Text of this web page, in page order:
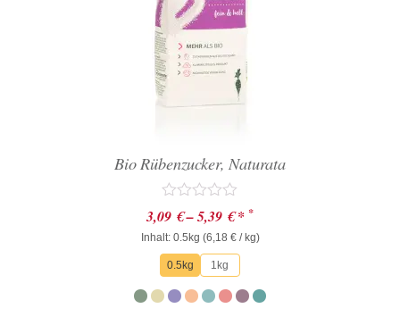
Bio Rübenzucker, Naturata
Bewertet
mit
0
von
5
3,09 €–5,39 €* *
Inhalt: 0.5kg (6,18 €/ kg)
0.5kg 1kg